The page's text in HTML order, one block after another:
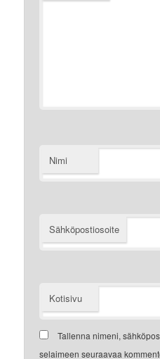
Nimi
Sähköpostiosoite
Kotisivu
Tallenna nimeni,
selaimeen seuraavaa